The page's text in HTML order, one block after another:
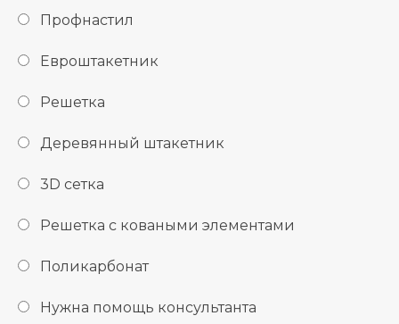
Профнастил
Евроштакетник
Решетка
Деревянный штакетник
3D сетка
Решетка с коваными элементами
Поликарбонат
Нужна помощь консультанта